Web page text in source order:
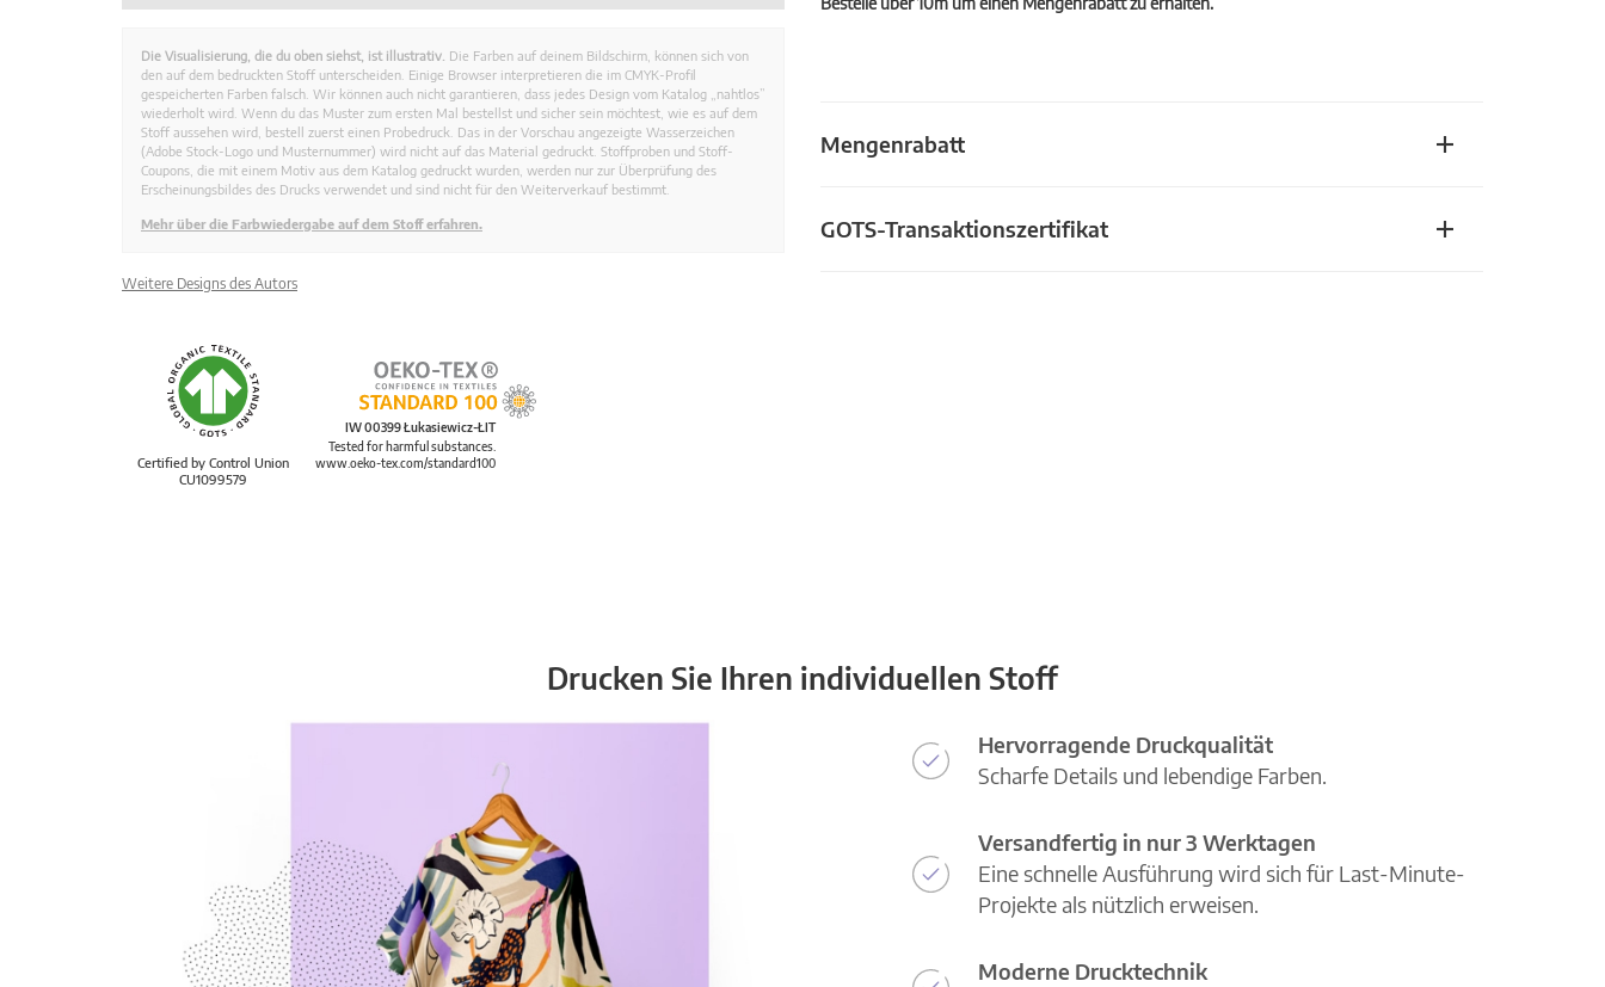
Mengenrabatt
GOTS-Transaktionszertifikat
Die Visualisierung, die du oben siehst, ist illustrativ. Die Farben auf deinem Bildschirm, können sich von
den auf dem bedruckten Stoff unterscheiden. Einige Browser interpretieren die im CMYK-Profil
gespeicherten Farben falsch. Wir können auch nicht garantieren, dass jedes Design vom Katalog „nahtlos”
wiederholt wird. Wenn du das Muster zum ersten Mal bestellst und sicher sein möchtest, wie es auf dem
Stoff aussehen wird, bestell zuerst einen Probedruck. Das in der Vorschau angezeigte Wasserzeichen
(Adobe Stock-Logo und Musternummer) wird nicht auf das Material gedruckt. Stoffproben und Stoff-
Coupons, die mit einem Motiv aus dem Katalog gedruckt wurden, werden nur zur Überprüfung des
Erscheinungsbildes des Drucks verwendet und sind nicht für den Weiterverkauf bestimmt.
Mehr über die Farbwiedergabe auf dem Stoff erfahren.
Weitere Designs des Autors
Certified by Control Union
CU1099579
IW 00399 Łukasiewicz-ŁIT
Tested for harmful substances.
www.oeko-tex.com/standard100
Drucken Sie Ihren individuellen Stoff
Hervorragende Druckqualität
Scharfe Details und lebendige Farben.
Versandfertig in nur 3 Werktagen
Eine schnelle Ausführung wird sich für Last-Minute-
Projekte als nützlich erweisen.
Moderne Drucktechnik